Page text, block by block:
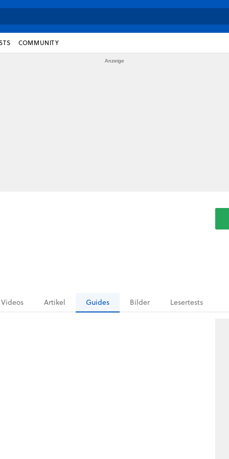
COMMUNITY
Videos Artikel Guides Bilder Lesertests